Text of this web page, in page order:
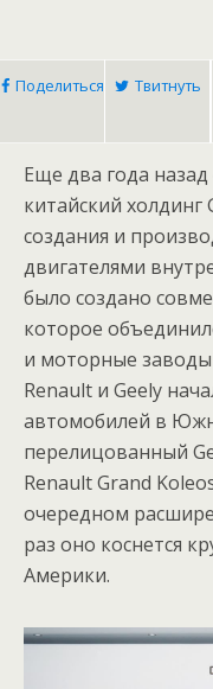
Поделиться Твитнуть
Еще два года
китайский
создания и
двигателями
было создано
которое
и моторные заводы
Renault и Geely
автомобилей в
перелицованный
Renault Grand
очередном
раз оно коснется
Америки.